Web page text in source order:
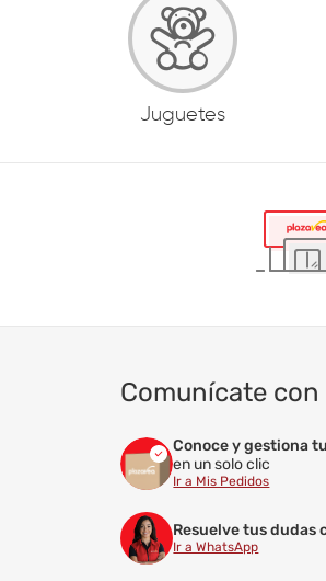
Juguetes
Comunícate
Conoce y gestiona
en un solo clic
Ir a Mis Pedidos
Resuelve tus dudas
Ir a WhatsApp